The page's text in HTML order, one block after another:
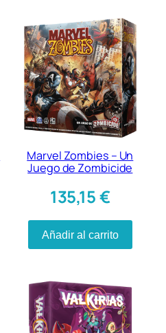
Marvel Zombies – Un
Juego de Zombicide
135,15€
Añadir al carrito